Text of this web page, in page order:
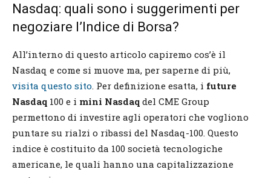
Nasdaq: quali sono i suggerimenti per
negoziare l’Indice di Borsa?
All’interno di questo articolo capiremo cos’è il
Nasdaq e come si muove ma, per saperne di più,
visita questo sito. Per definizione esatta, i future
Nasdaq 100 e i mini Nasdaq del CME Group
permettono di investire agli operatori che vogliono
puntare su rialzi o ribassi del Nasdaq-100. Questo
indice è costituito da 100 società tecnologiche
americane, le quali hanno una capitalizzazione